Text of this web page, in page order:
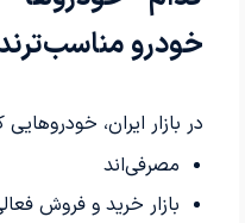
خودرو
در بازار ایران، خودروهایی
مصرفی‌اند
بازار خرید و فروش